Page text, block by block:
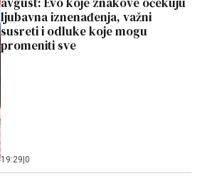
ljubavna iznenađenja, važni
susreti i odluke koje mogu
promeniti sve
19:29 0